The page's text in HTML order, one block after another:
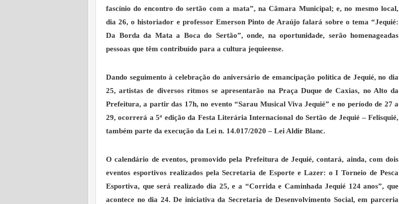
fascínio do encontro do sertão com a mata”, na Câmara Municipal; e, no mesmo local,
dia 26, o historiador e professor Emerson Pinto de Araújo falará sobre o tema “Jequié:
Da Borda da Mata a Boca do Sertão”, onde, na oportunidade, serão homenageadas
pessoas que têm contribuído para a cultura jequieense.
Dando seguimento à celebração do aniversário de emancipação política de Jequié, no dia
25, artistas de diversos ritmos se apresentarão na Praça Duque de Caxias, no Alto da
Prefeitura, a partir das 17h, no evento “Sarau Musical Viva Jequié” e no período de 27 a
29, ocorrerá a 5ª edição da Festa Literária Internacional do Sertão de Jequié – Felisquié,
também parte da execução da Lei n. 14.017/2020 – Lei Aldir Blanc.
O calendário de eventos, promovido pela Prefeitura de Jequié, contará, ainda, com dois
eventos esportivos realizados pela Secretaria de Esporte e Lazer: o I Torneio de Pesca
Esportiva, que será realizado dia 25, e a “Corrida e Caminhada Jequié 124 anos”, que
acontece no dia 24. De iniciativa da Secretaria de Desenvolvimento Social, em parceria